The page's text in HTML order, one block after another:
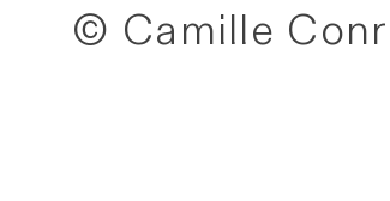
© Camille